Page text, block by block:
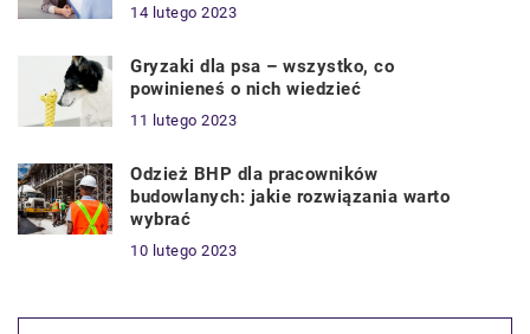
14 lutego 2023
Gryzaki dla psa – wszystko, co
powinieneś o nich wiedzieć
11 lutego 2023
Odzież BHP dla pracowników
budowlanych: jakie rozwiązania warto
wybrać
10 lutego 2023